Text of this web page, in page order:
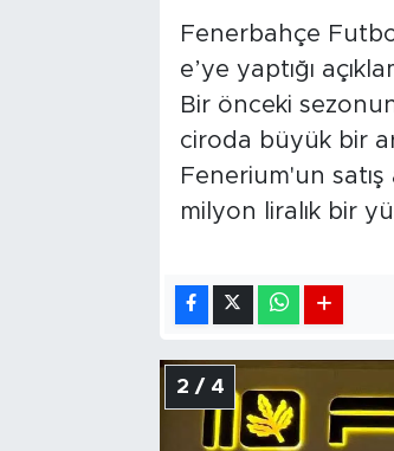
Fenerbahçe
e’ye yaptığı
Bir önceki
ciroda büyük bir
Fenerium'un
milyon liralık bir
2 / 4